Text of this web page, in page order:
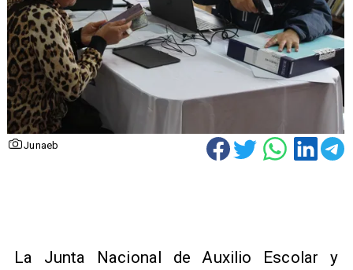
Junaeb
La Junta Nacional de Auxilio Escolar y